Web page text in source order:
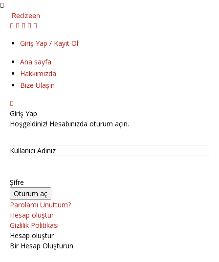
Redzeen
Giriş Yap / Kayıt Ol
Ana sayfa
Hakkımızda
Bize Ulaşın
Giriş Yap
Hoşgeldiniz! Hesabınızda oturum açın.
Kullanıcı Adınız
Şifre
Parolamı Unuttum?
Hesap oluştur
Gizlilik Politikası
Hesap oluştur
Bir Hesap Oluşturun